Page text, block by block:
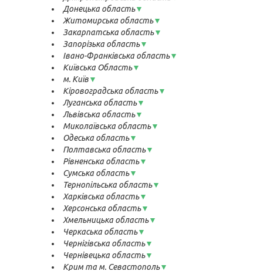
Донецька область▼
Житомирська область▼
Закарпатська область▼
Запорізька область▼
Івано-Франківська область▼
Київська Область▼
м. Київ▼
Кіровоградська область▼
Луганська область▼
Львівська область▼
Миколаївська область▼
Одеська область▼
Полтавська область▼
Рівненська область▼
Сумська область▼
Тернопільська область▼
Харківська область▼
Херсонська область▼
Хмельницька область▼
Черкаська область▼
Чернігівська область▼
Чернівецька область▼
Крим та м. Севастополь▼